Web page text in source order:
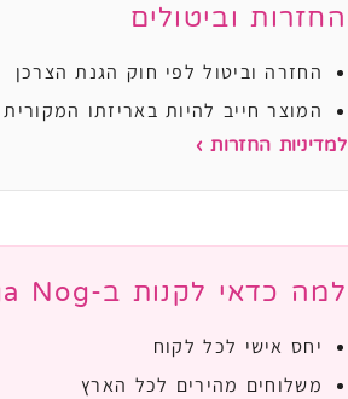
החזרות וביטולים
החזרה וביטול לפי חוק הגנת הצרכן
המוצר חייב להיות באריזתו
למדיניות החזרות ›
למה כדאי לקנות ב-Noga Nog?
יחס אישי לכל לקוח
משלוחים מהירים לכל הארץ